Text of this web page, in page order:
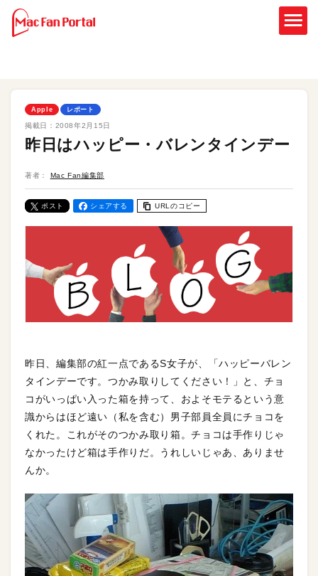
Apple レポート
掲載日： 2008年2月15日
昨日はハッピー・バレンタインデー
著者： Mac Fan編集部
ポスト シェアする URLのコピー
昨日、編集部の紅一点であるS女子が、「ハッピーバレン
タインデーです。つかみ取りしてください！」と、チョ
コがいっぱい入った箱を持って、およそモテるという意
識からはほど遠い（私を含む）男子部員全員にチョコを
くれた。これがそのつかみ取り箱。チョコは手作りじゃ
なかったけど箱は手作りだ。うれしいじゃあ、ありませ
んか。